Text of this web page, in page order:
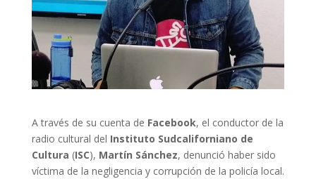
A través de su cuenta de Facebook, el conductor de la
radio cultural del Instituto Sudcaliforniano de
Cultura (ISC), Martín Sánchez, denunció haber sido
víctima de la negligencia y corrupción de la policía local.